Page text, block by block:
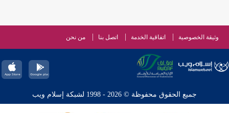
وثيقة الخصوصية اتفاقية الخدمة اتصل بنا من نحن
جميع الحقوق محفوظة © 2026 - 1998 لشبكة إسلام ويب